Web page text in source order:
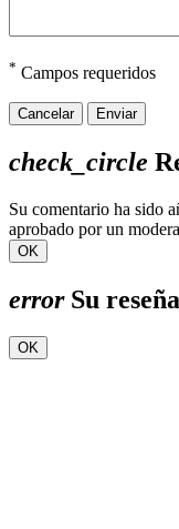
* Campos requeridos
Cancelar Enviar
check_circle
Su comentario ha sido
aprobado por un
OK
errorSu
OK